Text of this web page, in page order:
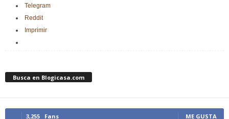
Telegram
Reddit
Imprimir
Busca en Blogicasa.com
3,255 Fans ME GUSTA